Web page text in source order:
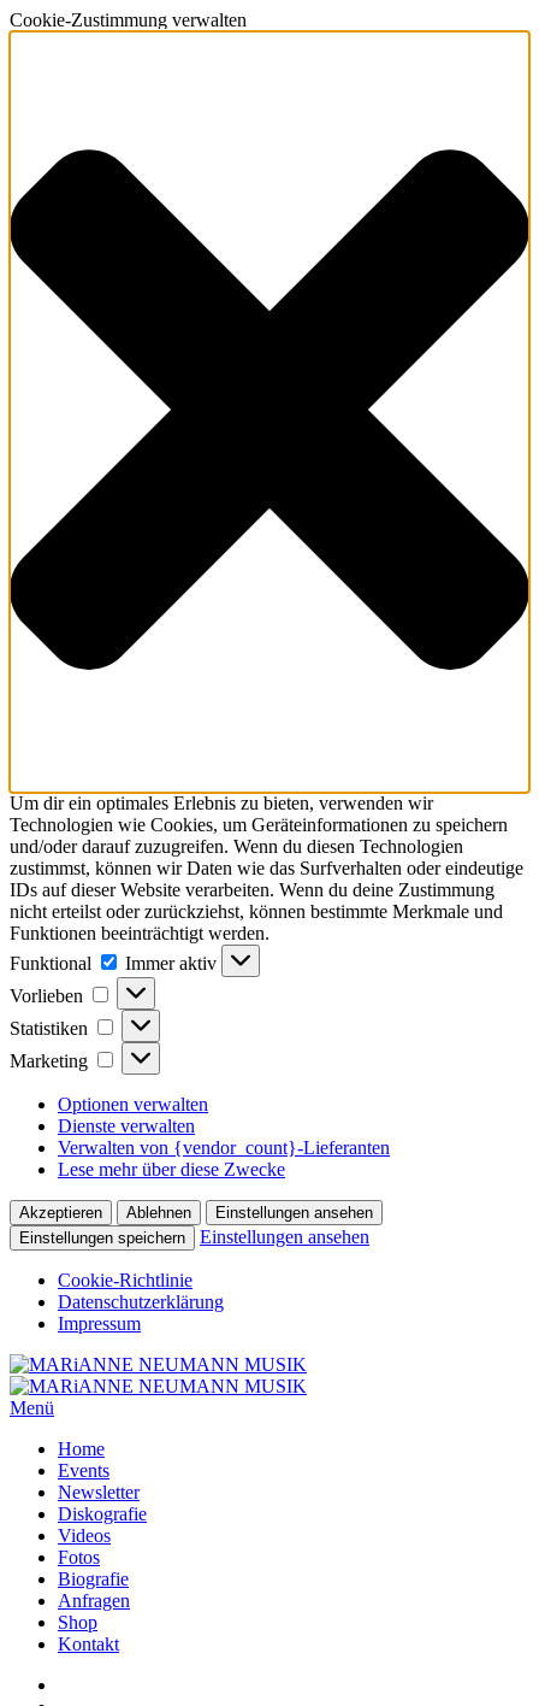
Cookie-Zustimmung verwalten
Um dir ein optimales Erlebnis zu bieten, verwenden wir
Technologien wie Cookies, um Geräteinformationen zu speichern
und/oder darauf zuzugreifen. Wenn du diesen Technologien
zustimmst, können wir Daten wie das Surfverhalten oder eindeutige
IDs auf dieser Website verarbeiten. Wenn du deine Zustimmung
nicht erteilst oder zurückziehst, können bestimmte Merkmale und
Funktionen beeinträchtigt werden.
Funktional
Funktional
Immer aktiv
Vorlieben
Vorlieben
Statistiken Statistiken
Marketing Marketing
Optionen verwalten
Dienste verwalten
Verwalten von {vendor_count}-Lieferanten
Lese mehr über diese Zwecke
Akzeptieren Ablehnen
Einstellungen ansehen
Einstellungen speichern
Einstellungen ansehen
Cookie-Richtlinie
Datenschutzerklärung
Impressum
Menü
Home
Events
Newsletter
Diskografie
Videos
Fotos
Biografie
Anfragen
Shop
Kontakt